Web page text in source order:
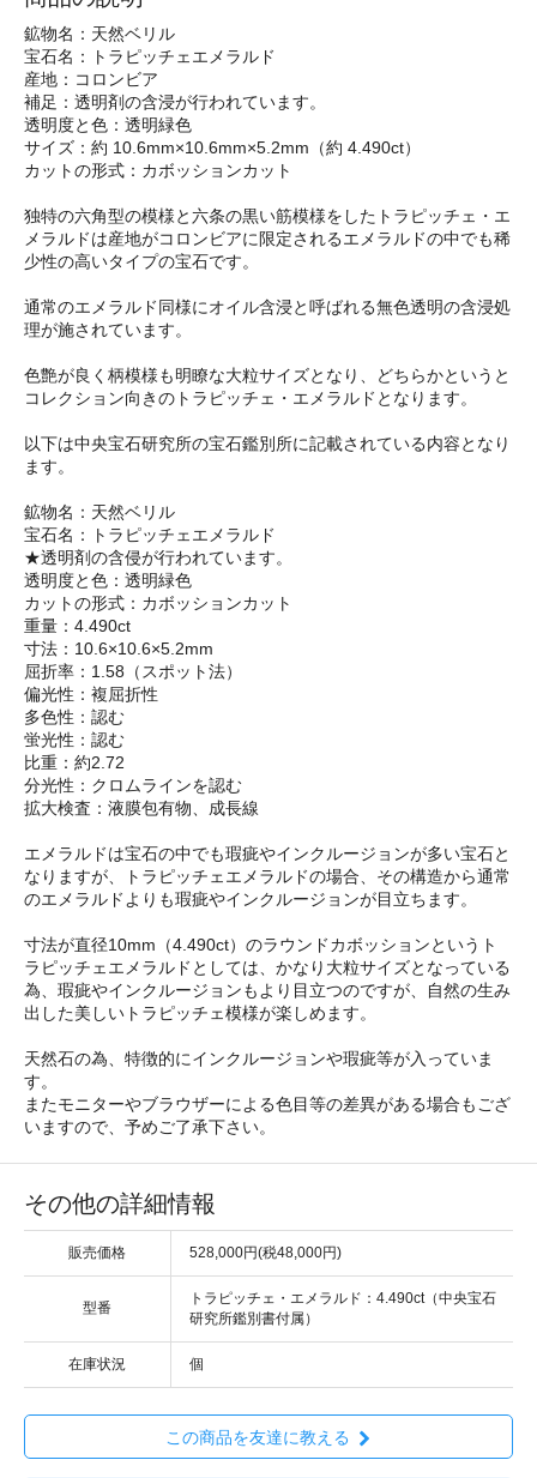
鉱物名：天然ベリル
宝石名：トラピッチェエメラルド
産地：コロンビア
補足：透明剤の含浸が行われています。
透明度と色：透明緑色
サイズ：約 10.6mm×10.6mm×5.2mm（約 4.490ct）
カットの形式：カボッションカット
独特の六角型の模様と六条の黒い筋模様をしたトラピッチェ・エ
メラルドは産地がコロンビアに限定されるエメラルドの中でも稀
少性の高いタイプの宝石です。
通常のエメラルド同様にオイル含浸と呼ばれる無色透明の含浸処
理が施されています。
色艶が良く柄模様も明瞭な大粒サイズとなり、どちらかというと
コレクション向きのトラピッチェ・エメラルドとなります。
以下は中央宝石研究所の宝石鑑別所に記載されている内容となり
ます。
鉱物名：天然ベリル
宝石名：トラピッチェエメラルド
★透明剤の含侵が行われています。
透明度と色：透明緑色
カットの形式：カボッションカット
重量：4.490ct
寸法：10.6×10.6×5.2mm
屈折率：1.58（スポット法）
偏光性：複屈折性
多色性：認む
蛍光性：認む
比重：約2.72
分光性：クロムラインを認む
拡大検査：液膜包有物、成長線
エメラルドは宝石の中でも瑕疵やインクルージョンが多い宝石と
なりますが、トラピッチェエメラルドの場合、その構造から通常
のエメラルドよりも瑕疵やインクルージョンが目立ちます。
寸法が直径10mm（4.490ct）のラウンドカボッションというト
ラピッチェエメラルドとしては、かなり大粒サイズとなっている
為、瑕疵やインクルージョンもより目立つのですが、自然の生み
出した美しいトラピッチェ模様が楽しめます。
天然石の為、特徴的にインクルージョンや瑕疵等が入っていま
す。
またモニターやブラウザーによる色目等の差異がある場合もござ
いますので、予めご了承下さい。
その他の詳細情報
販売価格 528,000円(税48,000円)
型番
トラピッチェ・エメラルド：4.490ct（中央宝石
研究所鑑別書付属）
在庫状況 個
この商品を友達に教える